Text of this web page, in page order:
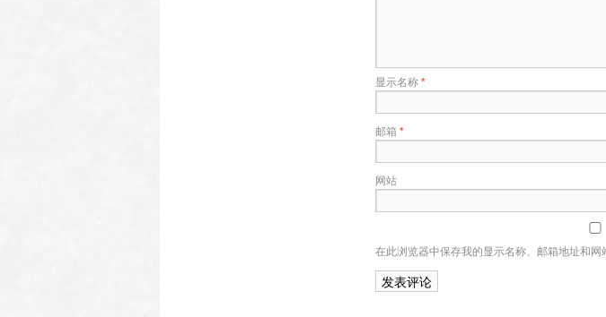
显示名称*
邮箱 *
网站
在此浏览器中保存我的显示名称、邮箱地址和网